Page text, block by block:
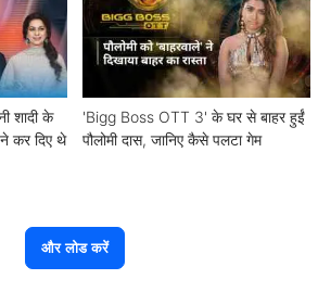
शादी के
कर दिए थे
'Bigg Boss OTT 3' के घर से बाहर हुईं
पौलोमी दास, जानिए कैसे पलटा गेम
और लोड करें